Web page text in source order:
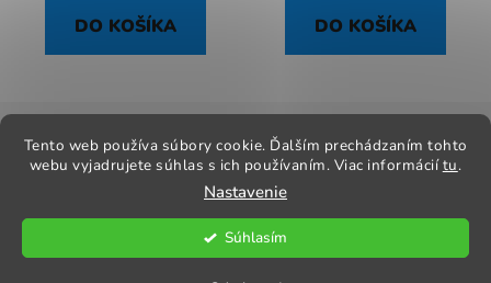
Tento web používa súbory cookie. Ďalším prechádzaním tohto
webu vyjadrujete súhlas s ich používaním. Viac informáciítu.
Nastavenie
Súhlasím
DO KOŠÍKA DO KOŠÍKA
Z
Kontakt Obchodné podmienky
Odstúpenie od zmluvy
Reklamačný poriadok Obchodné podmienky
Vytvoril Shoptet